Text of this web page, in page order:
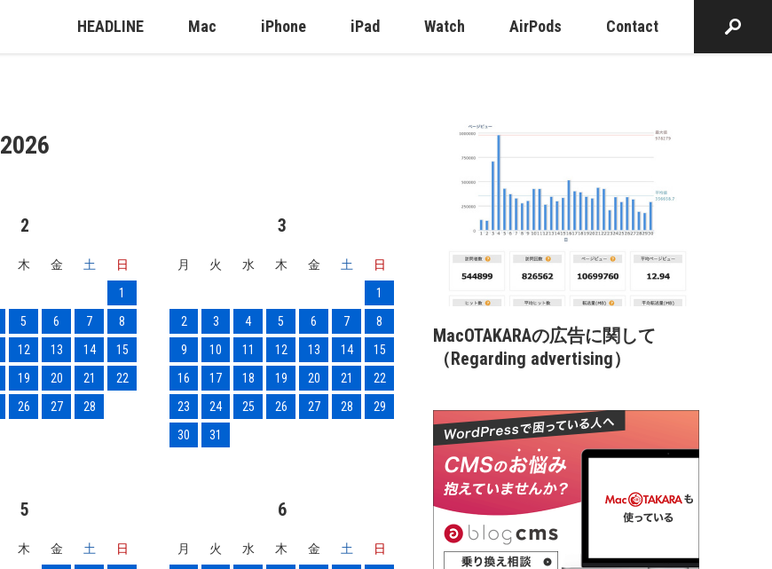
HEADLINE Mac iPhone iPad Watch AirPods Contact
2026
2
木 金 土
日
1
5 6 7
8
12 13 14
15
19 20 21
22
26 27 28
3
月 火 水 木 金 土
日
1
2
3 4 5 6 7
8
9
10 11 12 13 14
15
16
17 18 19 20 21
22
23
24 25 26 27 28
29
30
31
5
木 金 土
日
6
月 火 水 木 金 土
日
MacOTAKARAの広告に関して
（Regarding advertising）